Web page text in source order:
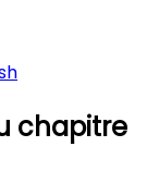
chapitre